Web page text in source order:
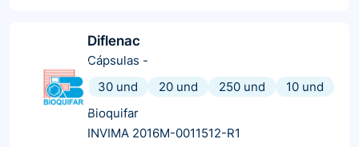
Diflenac
Cápsulas -
30 und
20 und 250 und
10 und
Bioquifar
INVIMA 2016M-0011512-R1